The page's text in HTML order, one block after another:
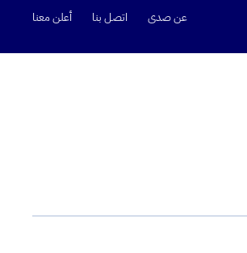
عن صدى اتصل بنا أعلن معنا